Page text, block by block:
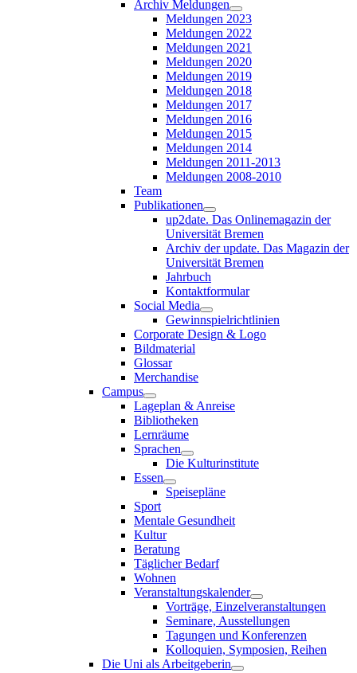
Archiv Meldungen
Meldungen 2023
Meldungen 2022
Meldungen 2021
Meldungen 2020
Meldungen 2019
Meldungen 2018
Meldungen 2017
Meldungen 2016
Meldungen 2015
Meldungen 2014
Meldungen 2011-2013
Meldungen 2008-2010
Team
Publikationen
up2date. Das Onlinemagazin der
Universität Bremen
Archiv der update. Das Magazin der
Universität Bremen
Jahrbuch
Kontaktformular
Social Media
Gewinnspielrichtlinien
Corporate Design & Logo
Bildmaterial
Glossar
Merchandise
Campus
Lageplan & Anreise
Bibliotheken
Lernräume
Sprachen
Die Kulturinstitute
Essen
Speisepläne
Sport
Mentale Gesundheit
Kultur
Beratung
Täglicher Bedarf
Wohnen
Veranstaltungskalender
Vorträge, Einzelveranstaltungen
Seminare, Ausstellungen
Tagungen und Konferenzen
Kolloquien, Symposien, Reihen
Die Uni als Arbeitgeberin